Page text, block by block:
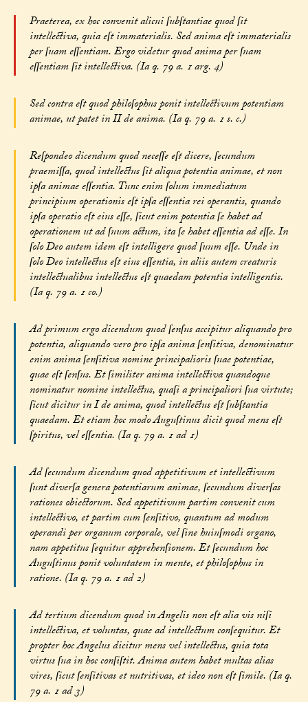
Praeterea, ex hoc convenit alicui ſubſtantiae quod ſit
intellectiva, quia eſt immaterialis. Sed anima eſt immaterialis
per ſuam eſſentiam. Ergo videtur quod anima per ſuam
eſſentiam ſit intellectiva. (Ia q. 79 a. 1 arg. 4)
Sed contra eſt quod philoſophus ponit intellectivum potentiam
animae, ut patet in II de anima. (Ia q. 79 a. 1 s. c.)
Reſpondeo dicendum quod neceſſe eſt dicere, ſecundum
praemiſſa, quod intellectus ſit aliqua potentia animae, et non
ipſa animae eſſentia. Tunc enim ſolum immediatum
principium operationis eſt ipſa eſſentia rei operantis, quando
ipſa operatio eſt eius eſſe, ſicut enim potentia ſe habet ad
operationem ut ad ſuum actum, ita ſe habet eſſentia ad eſſe. In
ſolo Deo autem idem eſt intelligere quod ſuum eſſe. Unde in
ſolo Deo intellectus eſt eius eſſentia, in aliis autem creaturis
intellectualibus intellectus eſt quaedam potentia intelligentis.
(Ia q. 79 a. 1 co.)
Ad primum ergo dicendum quod ſenſus accipitur aliquando pro
potentia, aliquando vero pro ipſa anima ſenſitiva, denominatur
enim anima ſenſitiva nomine principalioris ſuae potentiae,
quae eſt ſenſus. Et ſimiliter anima intellectiva quandoque
nominatur nomine intellectus, quaſi a principaliori ſua virtute;
ſicut dicitur in I de anima, quod intellectus eſt ſubſtantia
quaedam. Et etiam hoc modo Auguſtinus dicit quod mens eſt
ſpiritus, vel eſſentia. (Ia q. 79 a. 1 ad 1)
Ad ſecundum dicendum quod appetitivum et intellectivum
ſunt diverſa genera potentiarum animae, ſecundum diverſas
rationes obiectorum. Sed appetitivum partim convenit cum
intellectivo, et partim cum ſenſitivo, quantum ad modum
operandi per organum corporale, vel ſine huiuſmodi organo,
nam appetitus ſequitur apprehenſionem. Et ſecundum hoc
Auguſtinus ponit voluntatem in mente, et philoſophus in
ratione. (Ia q. 79 a. 1 ad 2)
Ad tertium dicendum quod in Angelis non eſt alia vis niſi
intellectiva, et voluntas, quae ad intellectum conſequitur. Et
propter hoc Angelus dicitur mens vel intellectus, quia tota
virtus ſua in hoc conſiſtit. Anima autem habet multas alias
vires, ſicut ſenſitivas et nutritivas, et ideo non eſt ſimile. (Ia q.
79 a. 1 ad 3)